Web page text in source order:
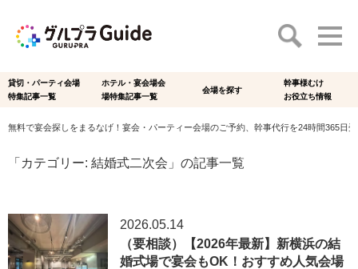
貸切・パーティ会場
特集記事一覧
ホテル・宴会場会
場特集記事一覧
会場を探す
幹事様むけ
お役立ち情報
無料で宴会探しをまるなげ！宴会・パーティー会場のご予約、幹事代行を24時間365日
「カテゴリー: 結婚式二次会 」の記事一覧
2026.05.14
（要相談）【2026年最新】新横浜の結
婚式場で宴会もOK！おすすめ人気会場